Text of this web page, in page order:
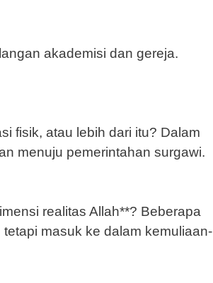
akademisi dan gereja.
fisik, atau lebih dari itu? Dalam
menuju pemerintahan surgawi.
realitas Allah**? Beberapa
masuk ke dalam kemuliaan-